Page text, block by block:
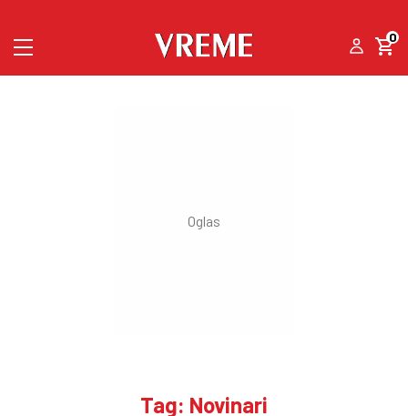
0
Tag: Novinari